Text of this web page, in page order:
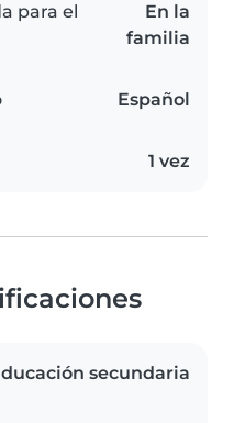
para el
En la
familia
Español
1 vez
secundaria